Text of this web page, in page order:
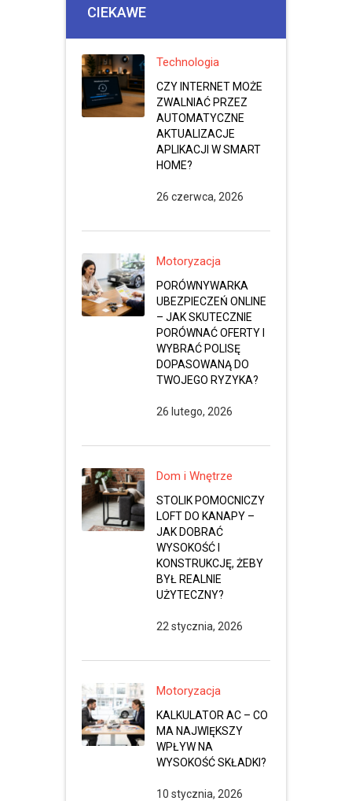
CIEKAWE
Technologia
CZY INTERNET MOŻE
ZWALNIAĆ PRZEZ
AUTOMATYCZNE
AKTUALIZACJE
APLIKACJI W SMART
HOME?
26 czerwca, 2026
Motoryzacja
PORÓWNYWARKA
UBEZPIECZEŃ ONLINE
– JAK SKUTECZNIE
PORÓWNAĆ OFERTY I
WYBRAĆ POLISĘ
DOPASOWANĄ DO
TWOJEGO RYZYKA?
26 lutego, 2026
Dom i Wnętrze
STOLIK POMOCNICZY
LOFT DO KANAPY –
JAK DOBRAĆ
WYSOKOŚĆ I
KONSTRUKCJĘ, ŻEBY
BYŁ REALNIE
UŻYTECZNY?
22 stycznia, 2026
Motoryzacja
KALKULATOR AC – CO
MA NAJWIĘKSZY
WPŁYW NA
WYSOKOŚĆ SKŁADKI?
10 stycznia, 2026